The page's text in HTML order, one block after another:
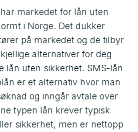
markedet for lån uten
i Norge. Det dukker
på markedet og de tilbyr
alternativer for deg
lån uten sikkerhet. SMS-lån
er et alternativ hvor man
og inngår avtale over
typen lån krever typisk
sikkerhet, men er nettopp